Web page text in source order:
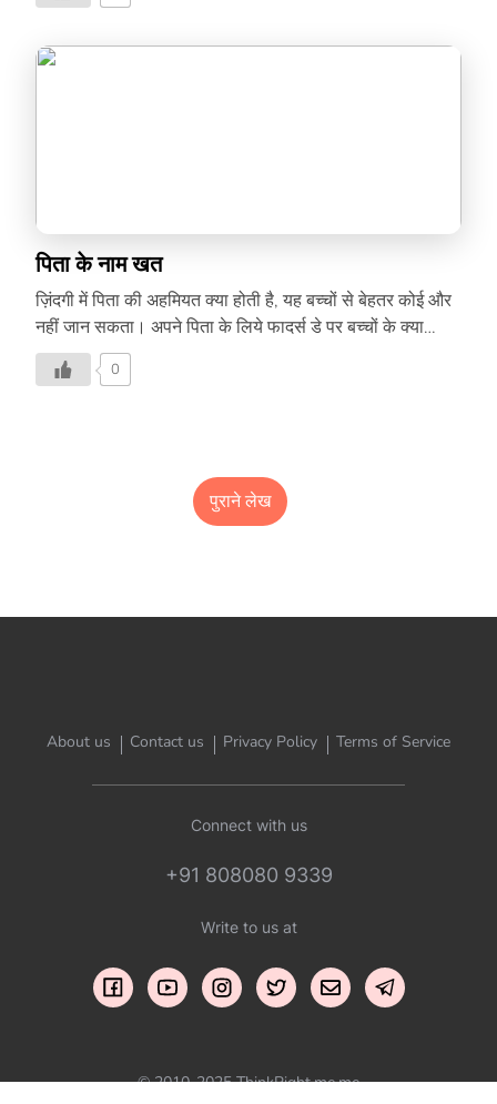
पिता के नाम खत
ज़िंदगी में पिता की अहमियत क्या होती है, यह बच्चों से बेहतर कोई और
नहीं जान सकता। अपने पिता के लिये फादर्स डे पर बच्चों के क्या
इमोशन्स है, जानिये इस लेख में-
0
पुराने लेख
About us Contact us Privacy Policy Terms of Service
Connect with us
+91 808080 9339
Write to us at
© 2010-2025 ThinkRight.me.me